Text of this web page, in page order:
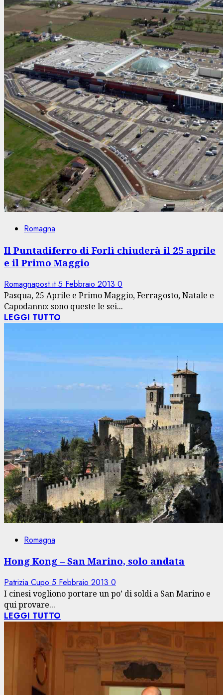
Romagna
Il Puntadiferro di Forlì chiuderà il 25 aprile
e il Primo Maggio
Romagnapost.it5 Febbraio 2013 0
Pasqua, 25 Aprile e Primo Maggio, Ferragosto, Natale e
Capodanno: sono queste le sei...
LEGGI TUTTO
Romagna
Hong Kong – San Marino, solo andata
Patrizia Cupo 5 Febbraio 2013 0
I cinesi vogliono portare un po’ di soldi a San Marino e
qui provare...
LEGGI TUTTO